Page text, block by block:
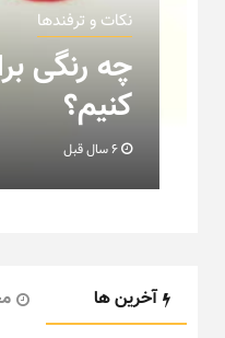
نکات و ترفندها
نکاتی که
خانه
آخرین ها